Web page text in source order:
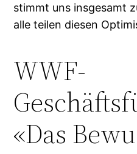
stimmt uns insgesamt
alle teilen diesen
WWF-
«Das